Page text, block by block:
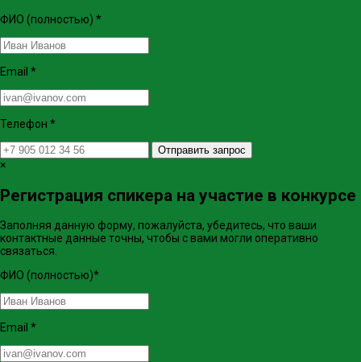
ФИО (полностью) *
Email *
Телефон *
Отправить запрос
×
Регистрация спикера на участие в конкурсе
Заполняя данную форму, пожалуйста, убедитесь, что ваши
контактные данные точны, чтобы с вами могли оперативно
связаться.
ФИО (полностью)*
Email *